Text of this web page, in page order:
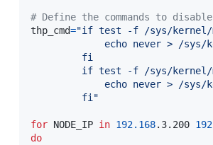
# Define the commands to disable
thp_cmd="if test -f /sys/kernel/
echo never > /sys/
         fi
if test -f /sys/
echo never > /sys/
         fi"
for NODE_IP in 192.168.3.200
do